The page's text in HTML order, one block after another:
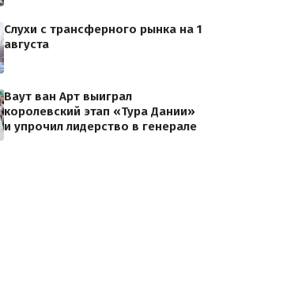
Слухи с трансферного рынка на 1
августа
Ваут ван Арт выиграл
королевский этап «Тура Дании»
и упрочил лидерство в генерале